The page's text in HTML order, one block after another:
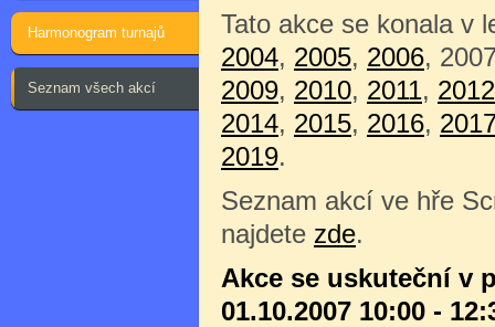
Harmonogram turnajů
Seznam všech akcí
Tato akce se konala v
2004, 2005, 2006,
2009, 2010, 2011, 2012
2014, 2015, 2016,
2019.
Seznam akcí ve hře
najdete zde.
Akce se uskuteční v
01.10.2007 10:00 -